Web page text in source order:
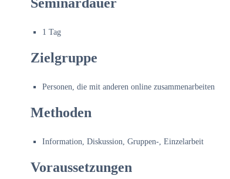
1 Tag
Zielgruppe
Personen, die mit anderen online zusammenarbeiten
Methoden
Information, Diskussion, Gruppen-, Einzelarbeit
Voraussetzungen